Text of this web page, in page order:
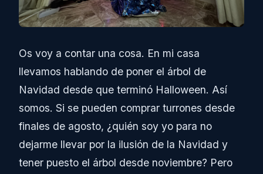
Os voy a contar una cosa. En mi casa
llevamos hablando de poner el árbol de
Navidad desde que terminó Halloween. Así
somos. Si se pueden comprar turrones desde
finales de agosto, ¿quién soy yo para no
dejarme llevar por la ilusión de la Navidad y
tener puesto el árbol desde noviembre? Pero